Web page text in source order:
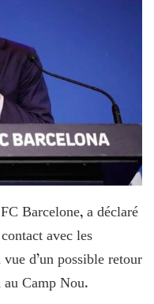
Barcelone, a déclaré
avec les
d’un possible retour
Camp Nou.